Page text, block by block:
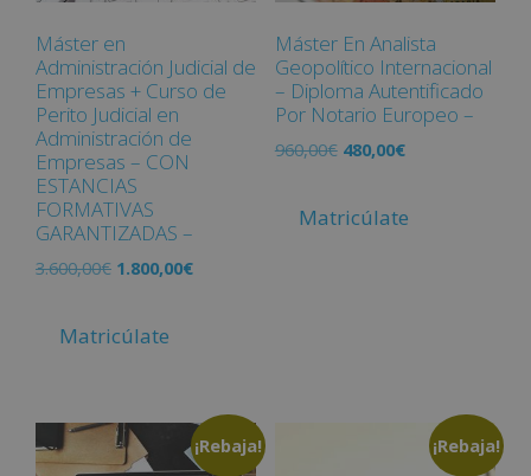
Máster en
Administración Judicial de
Empresas + Curso de
Perito Judicial en
Administración de
Empresas – CON
ESTANCIAS
FORMATIVAS
GARANTIZADAS –
3.600,00€ 1.800,00€
Matricúlate
Máster En Analista
Geopolítico Internacional
– Diploma Autentificado
Por Notario Europeo –
960,00€ 480,00€
Matricúlate
¡Rebaja! ¡Rebaja!